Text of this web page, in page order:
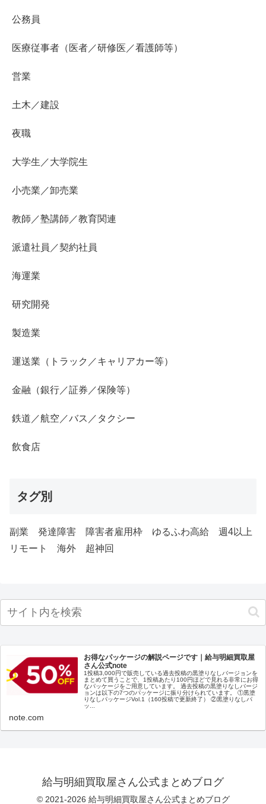
公務員
医療従事者（医者／研修医／看護師等）
営業
土木／建設
夜職
大学生／大学院生
小売業／卸売業
教師／塾講師／教育関連
派遣社員／契約社員
海運業
研究開発
製造業
運送業（トラック／キャリアカー等）
金融（銀行／証券／保険等）
鉄道／航空／バス／タクシー
飲食店
タグ別
副業 発達障害 障害者雇用枠 ゆるふわ高給
週4以上
リモート
海外 超神回
お得なパッケージの解説ページです｜給与明細買取屋
さん公式note
1投稿3,000円で販売している過去投稿の黒塗りなしバージョンを
まとめて買うことで、1投稿あたり100円ほどで見れる非常にお得
なパッケージをご用意しています。 過去投稿の黒塗りなしバージ
ョンは以下の7つのパッケージに振り分けられています。 ①黒塗
りなしパッケージVol.1（160投稿で更新終了） ②黒塗りなしパ
ッ...
note.com
給与明細買取屋さん公式まとめブログ
© 2021-2026 給与明細買取屋さん公式まとめブログ